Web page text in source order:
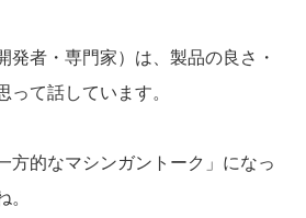
発者・専門家）は、製品の良さ・
って話しています。
方的なマシンガントーク」になっ
。